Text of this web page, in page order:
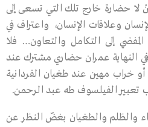
لا حضارة خارج تلك التي تسعى إلى
وعلاقات الإنسان، واعتراف في
إلى التكامل والتعاون… فلا
النهاية عمران حضاري مشترك عند
خراب مهين عند طغيان الفردانية
تعبير الفيلسوف طه عبد الرحمن.
والظلم والطغيان بغضّ النظر عن